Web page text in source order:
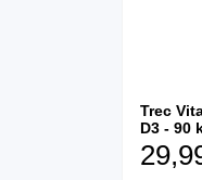
Trec
D3 - 90